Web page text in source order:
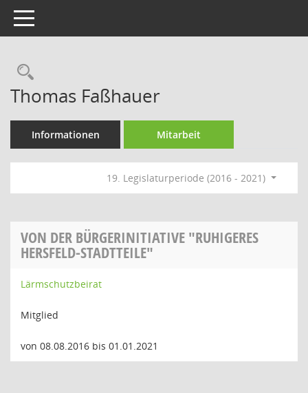
Toggle navigation
Rechercheauswahl
Thomas Faßhauer
Informationen Mitarbeit
19. Legislaturperiode (2016 - 2021)
VON DER BÜRGERINITIATIVE "RUHIGERES
HERSFELD-STADTTEILE"
Lärmschutzbeirat
Mitglied
von 08.08.2016 bis 01.01.2021